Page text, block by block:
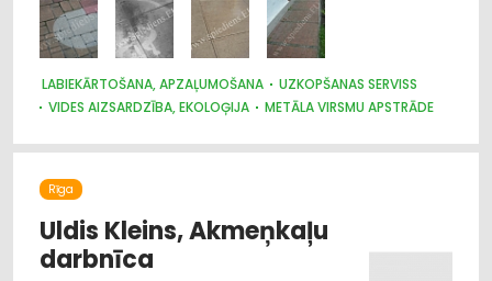
LABIEKĀRTOŠANA, APZAĻUMOŠANA
UZKOPŠANAS SERVISS
VIDES AIZSARDZĪBA, EKOLOĢIJA
METĀLA VIRSMU APSTRĀDE
Rīga
Uldis Kleins, Akmeņkaļu
darbnīca